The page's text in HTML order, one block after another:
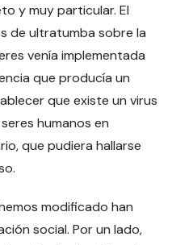
y muy particular. El
de ultratumba sobre la
venía implementada
que producía un
que existe un virus
humanos en
que pudiera hallarse
modificado han
social. Por un lado,